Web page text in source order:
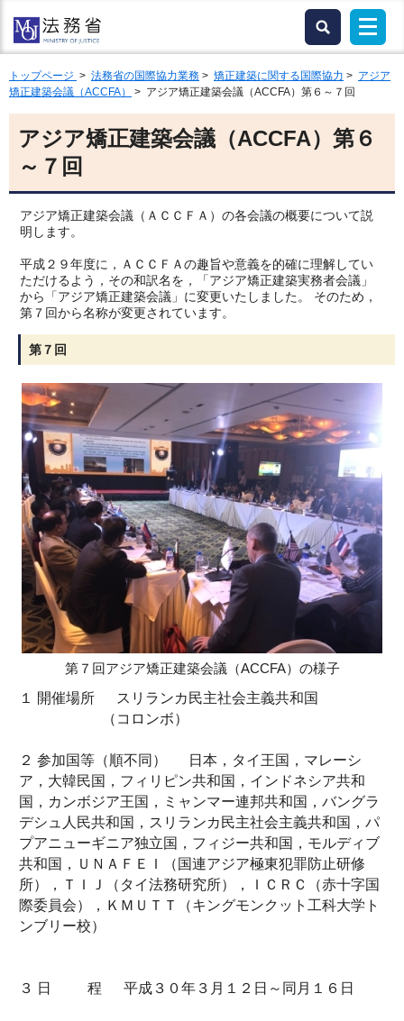
トップページ > 法務省の国際協力業務 > 矯正建築に関する国際協力 > アジア
矯正建築会議（ACCFA）
> アジア矯正建築会議（ACCFA）第６～７回
アジア矯正建築会議（ACCFA）第６
～７回
アジア矯正建築会議（ＡＣＣＦＡ）の各会議の概要について説
明します。
平成２９年度に，ＡＣＣＦＡの趣旨や意義を的確に理解してい
ただけるよう，その和訳名を，「アジア矯正建築実務者会議」
から「アジア矯正建築会議」に変更いたしました。 そのため，
第７回から名称が変更されています。
第７回
第７回アジア矯正建築会議（ACCFA）の様子
１ 開催場所 スリランカ民主社会主義共和国
（コロンボ）
２ 参加国等（順不同） 日本，タイ王国，マレーシ
ア，大韓民国，フィリピン共和国，インドネシア共和
国，カンボジア王国，ミャンマー連邦共和国，バングラ
デシュ人民共和国，スリランカ民主社会主義共和国，パ
プアニューギニア独立国，フィジー共和国，モルディブ
共和国，ＵＮＡＦＥＩ（国連アジア極東犯罪防止研修
所），ＴＩＪ（タイ法務研究所），ＩＣＲＣ（赤十字国
際委員会），ＫＭＵＴＴ（キングモンクット工科大学ト
ンブリー校）
３ 日 程 平成３０年３月１２日～同月１６日